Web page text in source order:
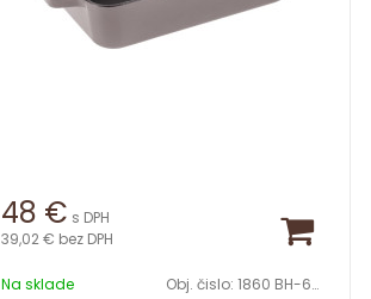
48 € s DPH
39,02 € bez DPH
Na sklade Obj. čislo:1860 BH-6526